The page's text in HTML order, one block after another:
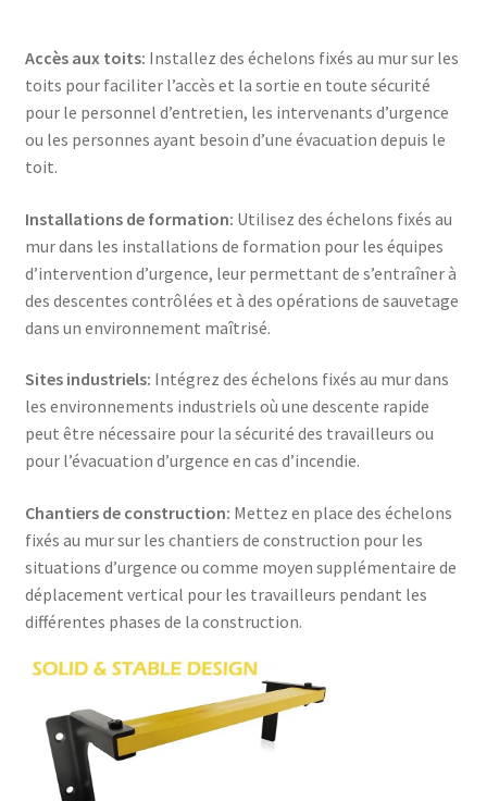
Accès aux toits: Installez des échelons fixés au mur sur les
toits pour faciliter l’accès et la sortie en toute sécurité
pour le personnel d’entretien, les intervenants d’urgence
ou les personnes ayant besoin d’une évacuation depuis le
toit.
Installations de formation: Utilisez des échelons fixés au
mur dans les installations de formation pour les équipes
d’intervention d’urgence, leur permettant de s’entraîner à
des descentes contrôlées et à des opérations de sauvetage
dans un environnement maîtrisé.
Sites industriels: Intégrez des échelons fixés au mur dans
les environnements industriels où une descente rapide
peut être nécessaire pour la sécurité des travailleurs ou
pour l’évacuation d’urgence en cas d’incendie.
Chantiers de construction: Mettez en place des échelons
fixés au mur sur les chantiers de construction pour les
situations d’urgence ou comme moyen supplémentaire de
déplacement vertical pour les travailleurs pendant les
différentes phases de la construction.